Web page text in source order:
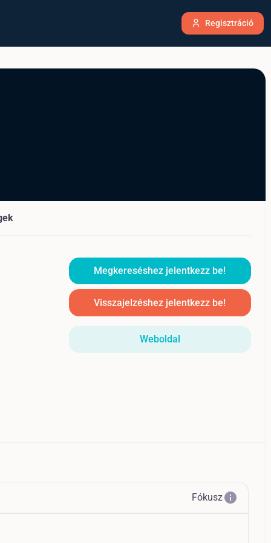
Regisztráció
Megkereséshez jelentkezz be!
Visszajelzéshez jelentkezz be!
Weboldal
Fókuszinfo